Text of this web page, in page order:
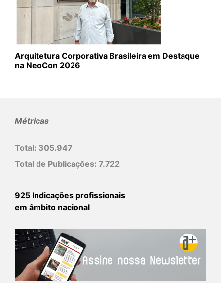
Arquitetura Corporativa Brasileira em Destaque
na NeoCon 2026
Métricas
Total: 305.947
Total de Publicações: 7.722
925 Indicações profissionais
em âmbito nacional